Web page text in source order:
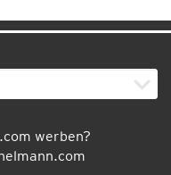
werben?